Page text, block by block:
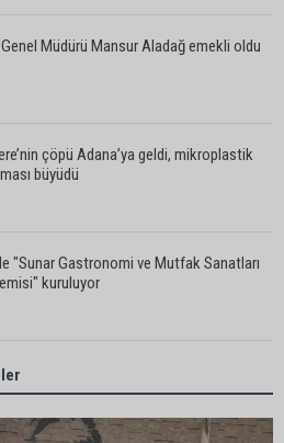
Müdürü Mansur Aladağ emekli oldu
çöpü Adana’ya geldi, mikroplastik
büyüdü
"Sunar Gastronomi ve Mutfak Sanatları
kuruluyor
hayatını kaybeden Bekir Çelik, Kozan'da
verildi